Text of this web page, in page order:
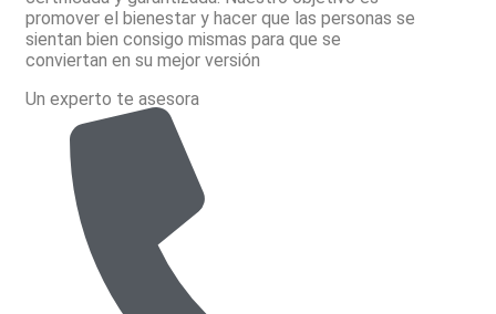
promover el bienestar y hacer que las personas se
sientan bien consigo mismas para que se
conviertan en su mejor versión
Un experto te asesora